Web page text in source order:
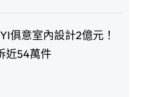
俱意室內設計2億元！
近54萬件